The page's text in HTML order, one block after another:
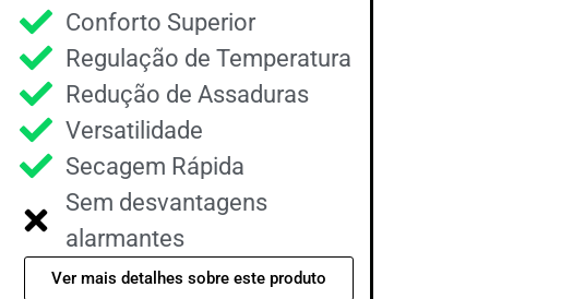
Conforto Superior
Regulação de Temperatura
Redução de Assaduras
Versatilidade
Secagem Rápida
Sem desvantagens
alarmantes
Ver mais detalhes sobre este produto